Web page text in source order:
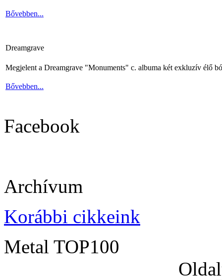
Bővebben...
Dreamgrave
Megjelent a Dreamgrave "Monuments" c. albuma két exkluzív élő
Bővebben...
Facebook
Archívum
Korábbi cikkeink
Metal TOP100